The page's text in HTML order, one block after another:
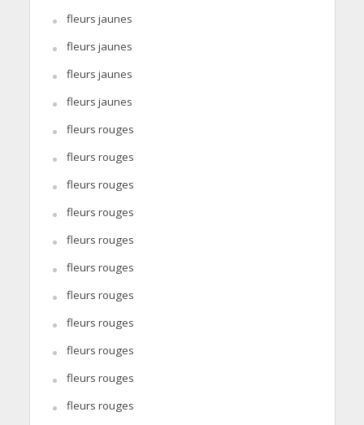
fleurs jaunes
fleurs jaunes
fleurs jaunes
fleurs jaunes
fleurs rouges
fleurs rouges
fleurs rouges
fleurs rouges
fleurs rouges
fleurs rouges
fleurs rouges
fleurs rouges
fleurs rouges
fleurs rouges
fleurs rouges